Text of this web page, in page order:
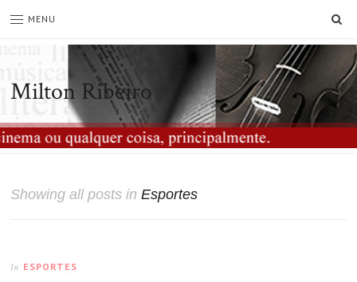
MENU
Milton Ribeiro
Showing all posts inEsportes
In ESPORTES